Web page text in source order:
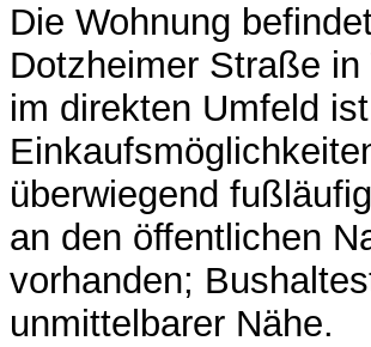
Die Wohnung
Dotzheimer Straße
im direkten Umfeld
überwiegend
an den öffentlichen
vorhanden;
unmittelbarer Nähe.